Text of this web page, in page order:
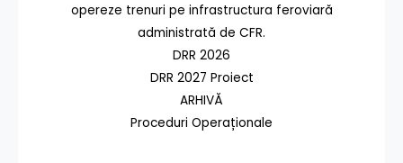
opereze trenuri pe infrastructura feroviară
administrată de CFR.
DRR 2026
DRR 2027 Proiect
ARHIVĂ
Proceduri Operaționale